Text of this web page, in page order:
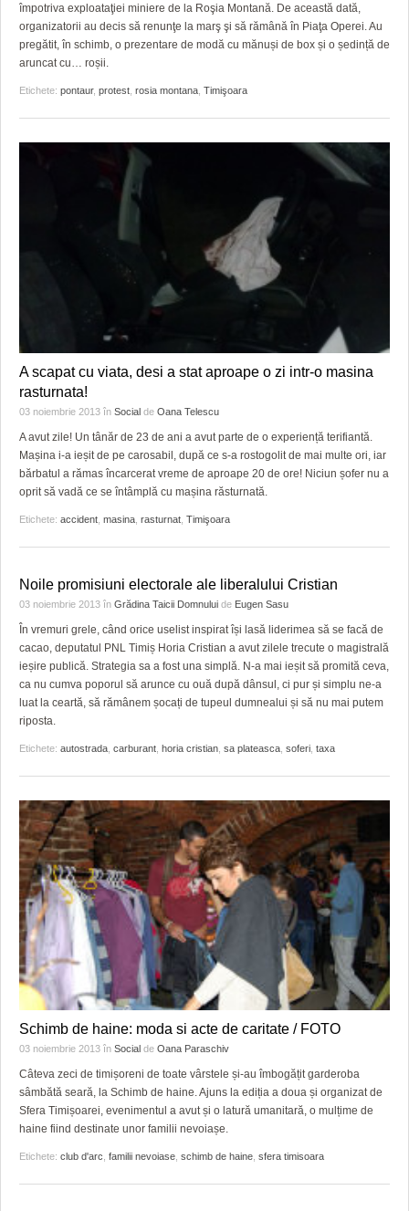
GRĂDINA TAICII DOMNULUI
ZIARISTU’ DE TERASĂ
FINANŢĂRI DE LA A LA Z
CRONICĂ DE FILM
UNDE MERGEM
CLIPURI VIDEO
JOCURI ONLINE
ACCIDENTE
ANUNŢURI
CULTURA
INVATAMANT
JUSTITIE
DIVERSE
FARMACII DIN TIMIŞOARA
HARTA TIMIŞOAREI
LICEE, ŞCOLI ŞI GRĂDINIŢE DIN TIMIŞ
PRIMĂRIILE DIN TIMIŞ
SFATUL MEDICULUI
împotriva exploataţiei miniere de la Roşia Montană. De această dată,
organizatorii au decis să renunţe la marş şi să rămână în Piaţa Operei. Au
pregătit, în schimb, o prezentare de modă cu mănuși de box și o ședință de
aruncat cu… roșii.
Etichete: pontaur, protest rosia montana Timişoara
A scapat cu viata, desi a stat aproape o zi intr-o masina
rasturnata!
03 noiembrie 2013 în Social de Oana Telescu
A avut zile! Un tânăr de 23 de ani a avut parte de o experiență terifiantă.
Mașina i-a ieșit de pe carosabil, după ce s-a rostogolit de mai multe ori, iar
bărbatul a rămas încarcerat vreme de aproape 20 de ore! Niciun șofer nu a
oprit să vadă ce se întâmplă cu mașina răsturnată.
Etichete: accident masina rasturnat Timişoara
Noile promisiuni electorale ale liberalului Cristian
03 noiembrie 2013 în Grădina Taicii Domnului de Eugen Sasu
În vremuri grele, când orice uselist inspirat își lasă liderimea să se facă de
cacao, deputatul PNL Timiș Horia Cristian a avut zilele trecute o magistrală
ieșire publică. Strategia sa a fost una simplă. N-a mai ieșit să promită ceva,
ca nu cumva poporul să arunce cu ouă după dânsul, ci pur și simplu ne-a
luat la ceartă, să rămânem șocați de tupeul dumnealui și să nu mai putem
riposta.
Etichete: autostrada carburant horia cristian sa plateasca soferi taxa
Schimb de haine: moda si acte de caritate / FOTO
03 noiembrie 2013 în Social de Oana Paraschiv
Câteva zeci de timișoreni de toate vârstele și-au îmbogățit garderoba
sâmbătă seară, la Schimb de haine. Ajuns la ediția a doua și organizat de
Sfera Timișoarei, evenimentul a avut și o latură umanitară, o mulțime de
haine fiind destinate unor familii nevoiașe.
Etichete: club d'arc familii nevoiase schimb de haine sfera timisoara